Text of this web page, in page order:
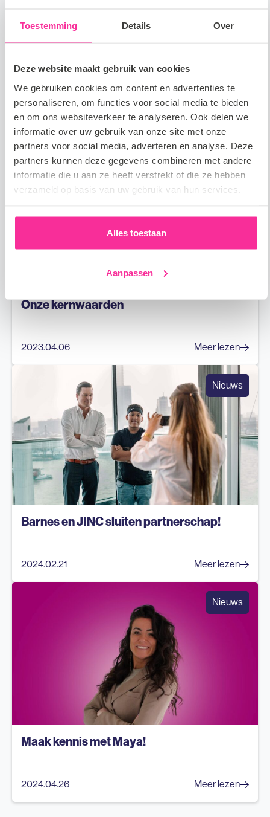
Toestemming Details Over
Deze website maakt gebruik van cookies
We gebruiken cookies om content en advertenties te
personaliseren, om functies voor social media te bieden
en om ons websiteverkeer te analyseren. Ook delen we
informatie over uw gebruik van onze site met onze
partners voor social media, adverteren en analyse. Deze
partners kunnen deze gegevens combineren met andere
informatie die u aan ze heeft verstrekt of die ze hebben
verzameld op basis van uw gebruik van hun services.
Alles toestaan
Aanpassen
Lees meer Bekijk alle
Nieuws
Onze kernwaarden
2023.04.06 Meer lezen
Nieuws
Barnes en JINC sluiten partnerschap!
2024.02.21 Meer lezen
Nieuws
Maak kennis met Maya!
2024.04.26 Meer lezen